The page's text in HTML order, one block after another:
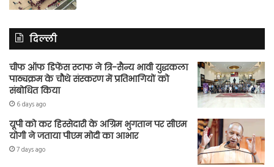
दिल्ली
चीफ ऑफ डिफेंस स्टाफ ने त्रि-सैन्य भावी युद्धकला
पाठ्यक्रम के चौथे संस्करण में प्रतिभागियों को
संबोधित किया
6 days ago
यूपी को कर हिस्सेदारी के अग्रिम भुगतान पर सीएम
योगी ने जताया पीएम मोदी का आभार
7 days ago